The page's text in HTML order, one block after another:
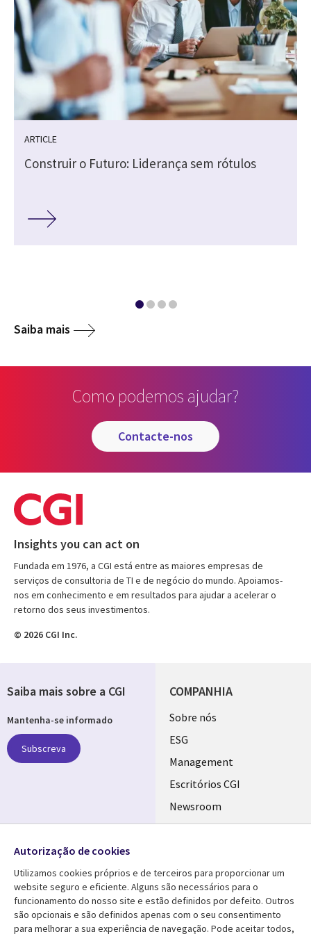
ARTICLE
Construir o Futuro: Liderança sem rótulos
Saiba mais
Como podemos ajudar?
contacte-nos
Insights you can act on
Fundada em 1976, a CGI está entre as maiores empresas de
serviços de consultoria de TI e de negócio do mundo. Apoiamos-
nos em conhecimento e em resultados para ajudar a acelerar o
retorno dos seus investimentos.
© 2026 CGI Inc.
COMPANHIA
Useful
links
PORTUGAL
Sobre nós
ESG
Management
Escritórios CGI
Newsroom
Ecossistema de
Fusões
Media Center AJUDA
Saiba mais sobre a CGI
Mantenha-se informado
Subscreva
Social
Media
PORTUGAL
Autorização de cookies
Utilizamos cookies próprios e de terceiros para proporcionar um
website seguro e eficiente. Alguns são necessários para o
funcionamento do nosso site e estão definidos por defeito. Outros
são opcionais e são definidos apenas com o seu consentimento
para melhorar a sua experiência de navegação. Pode aceitar todos,